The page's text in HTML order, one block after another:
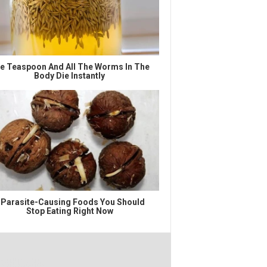
Teaspoon And All The Worms In The
Body Die Instantly
Causing Foods You Should
Stop Eating Right Now